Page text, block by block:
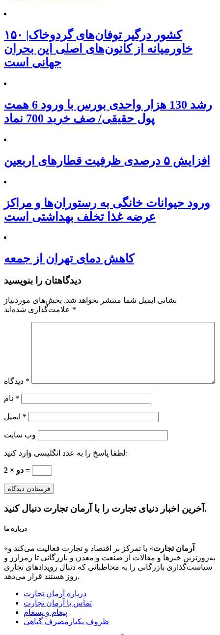
۱۵۰ کشور درگیر توفان‌های گردوخاک|
خاورمیانه از کانون‌های اصلی این بحران
جهانی است
رشد 130 هزار واحدی بورس با ورود 6 همت
پول حقیقی/ صف خرید 700 نماد
افزایش ۵ درصدی ظرفیت قطارهای اربعین
ورود حیوانات خانگی به رستوران‌ها و مراکز
عرضه غذا تخلف بهداشتی است
کاهش دمای تهران از جمعه
دیدگاهتان را بنویسید
نشانی ایمیل شما منتشر نخواهد شد. بخش‌های موردنیاز
*
*
*
*
وب‌ سایت
لطفا پاسخ را به عدد انگلیسی وارد کنید:
2 × دو =
آخرین اخبار دنیای تجارت را با آرمان تجارت دنبال کنید.
درباره ما
« آرمان تجارت» با تمرکز بر اقتصاد و تجارت فعالیت می‌کند و
به‌روزترین خبرها و مقالات از صنعت و معدن و بازرگانی تا رمزارز و
سیاست‌گذاری بازرگانی را به مخاطبانی که دنبال رویدادهای تجاری
روز هستند قرار می‌دهد.
درباره آرمان تجارت
تماس با آرمان تجارت
پیغام و پسغام
ظروف یکبارمصرف گیاهی